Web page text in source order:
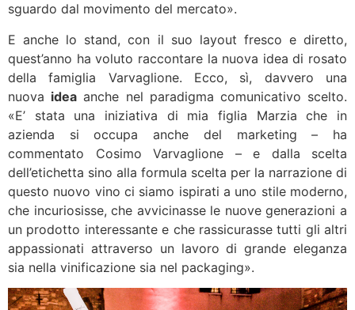
sguardo dal movimento del mercato».
E anche lo stand, con il suo layout fresco e diretto,
quest’anno ha voluto raccontare la nuova idea di rosato
della famiglia Varvaglione. Ecco, sì, davvero una
nuova idea anche nel paradigma comunicativo scelto.
«E’ stata una iniziativa di mia figlia Marzia che in
azienda si occupa anche del marketing – ha
commentato Cosimo Varvaglione – e dalla scelta
dell’etichetta sino alla formula scelta per la narrazione di
questo nuovo vino ci siamo ispirati a uno stile moderno,
che incuriosisse, che avvicinasse le nuove generazioni a
un prodotto interessante e che rassicurasse tutti gli altri
appassionati attraverso un lavoro di grande eleganza
sia nella vinificazione sia nel packaging».